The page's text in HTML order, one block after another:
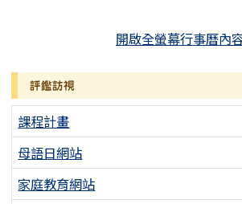
開啟全螢幕行事曆內
評鑑訪視
課程計畫
母語日網站
家庭教育網站